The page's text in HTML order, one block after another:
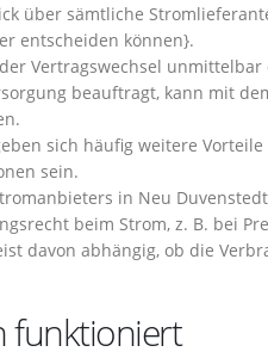
über sämtliche
entscheiden können}.
Vertragswechsel unmittelbar
beauftragt, kann mit
sich häufig weitere
sein.
in Neu
beim Strom, z. B. bei
davon abhängig, ob die
funktioniert